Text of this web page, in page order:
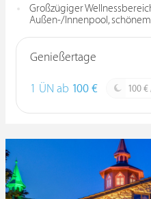
Großzügiger
Außen-/Innenpool,
Genießertage
1 ÜN ab 100 € 100 €